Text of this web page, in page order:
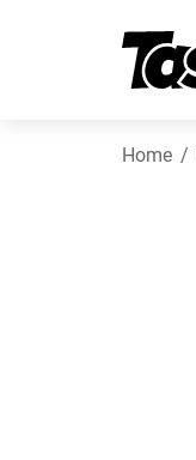
Home